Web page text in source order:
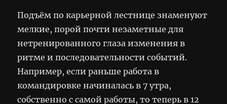
Подъём по карьерной лестнице знаменуют
мелкие, порой почти незаметные для
нетренированного глаза изменения в
ритме и последовательности событий.
Например, если раньше работа в
командировке начиналась в 7 утра,
собственно с самой работы, то теперь в 12